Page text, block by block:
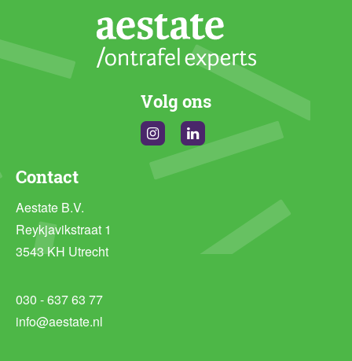
Volg ons
InstagramLinkedin
Contact
Aestate B.V.
Reykjavikstraat 1
3543 KH Utrecht
030 - 637 63 77
info@aestate.nl